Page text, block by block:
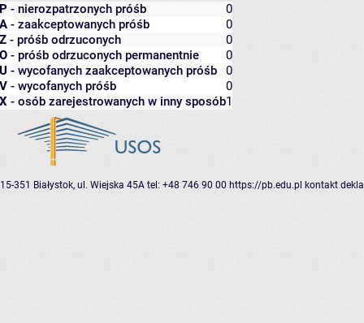
P - nierozpatrzonych próśb
0
A - zaakceptowanych próśb
0
Z - próśb odrzuconych
0
O - próśb odrzuconych permanentnie
0
U - wycofanych zaakceptowanych próśb
0
V - wycofanych próśb
0
X - osób zarejestrowanych w inny sposób1
15-351 Białystok, ul. Wiejska 45A tel: +48 746 90 00 https://pb.edu.pl kontakt